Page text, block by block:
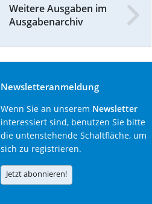
Weitere Ausgaben im
Ausgabenarchiv
Newsletteranmeldung
Wenn Sie an unserem Newsletter
interessiert sind, benutzen Sie bitte
die untenstehende Schaltfläche, um
sich zu registrieren.
Jetzt abonnieren!